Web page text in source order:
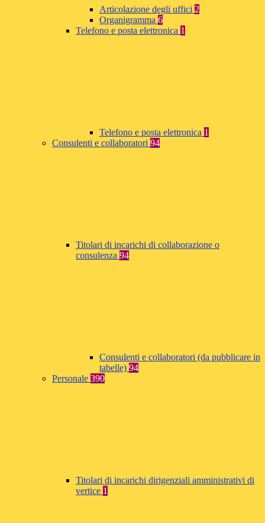
Articolazione degli uffici 2
Organigramma 6
Telefono e posta elettronica 1
Telefono e posta elettronica 1
Consulenti e collaboratori 94
Titolari di incarichi di collaborazione o
consulenza 94
Consulenti e collaboratori (da pubblicare in
tabelle) 94
Personale 390
Titolari di incarichi dirigenziali amministrativi di
vertice 1